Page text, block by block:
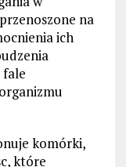
na
ich
fale
komórki,
które